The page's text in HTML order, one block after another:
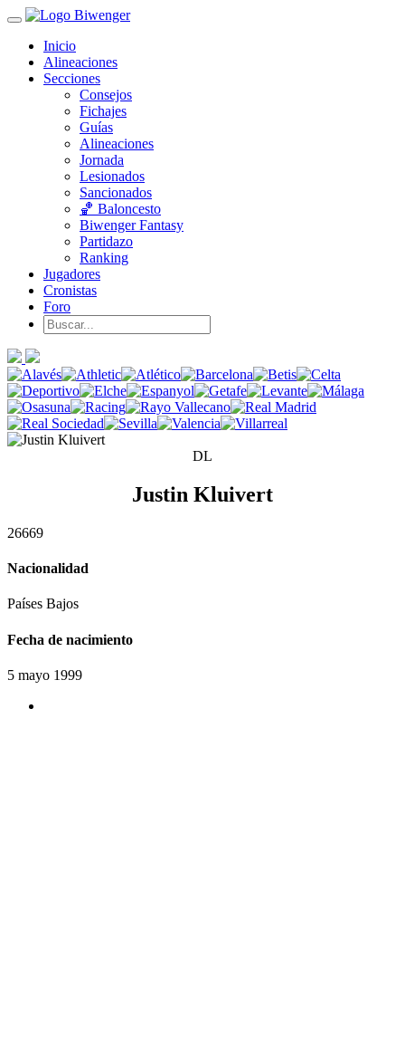
Inicio
Alineaciones
Secciones
Consejos
Fichajes
Guías
Alineaciones
Jornada
Lesionados
Sancionados
🏀 Baloncesto
Biwenger Fantasy
Partidazo
Ranking
Jugadores
Cronistas
Foro
DL
Justin Kluivert
26669
Nacionalidad
Países Bajos
Fecha de nacimiento
5 mayo 1999